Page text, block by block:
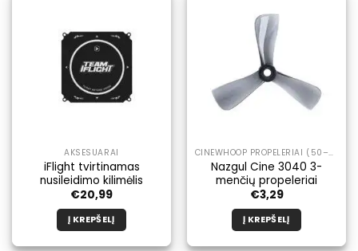
kelis
variantus.
Galimybe
galite
pasirinkti
produkto
puslapyje.
AKSESUARAI
iFlight tvirtinamas
nusileidimo kilimėlis
€20,99
Į KREPŠELĮ
CINEWHOOP PROPELERIAI (50–99 MM)
Nazgul Cine 3040 3-
menčių propeleriai
€3,29
Į KREPŠELĮ